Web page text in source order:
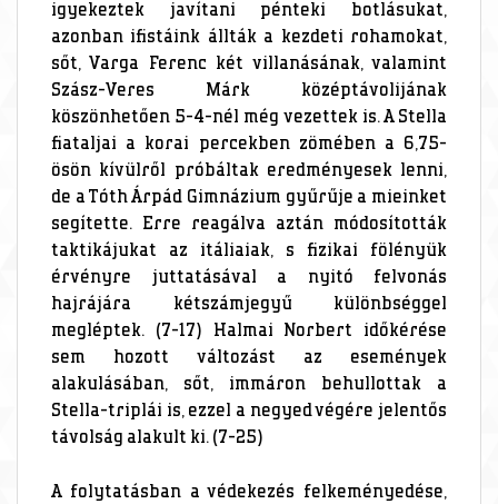
igyekeztek javítani pénteki botlásukat,
azonban ifistáink állták a kezdeti rohamokat,
sőt, Varga Ferenc két villanásának, valamint
Szász-Veres Márk középtávolijának
köszönhetően 5-4-nél még vezettek is. A Stella
fiataljai a korai percekben zömében a 6,75-
ösön kívülről próbáltak eredményesek lenni,
de a Tóth Árpád Gimnázium gyűrűje a mieinket
segítette. Erre reagálva aztán módosították
taktikájukat az itáliaiak, s fizikai fölényük
érvényre juttatásával a nyitó felvonás
hajrájára kétszámjegyű különbséggel
megléptek. (7-17) Halmai Norbert időkérése
sem hozott változást az események
alakulásában, sőt, immáron behullottak a
Stella-triplái is, ezzel a negyed végére jelentős
távolság alakult ki. (7-25)
A folytatásban a védekezés felkeményedése,